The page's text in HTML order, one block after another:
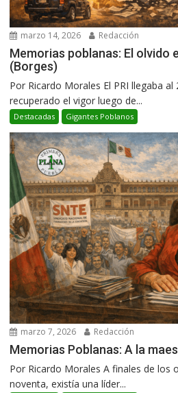
marzo 14, 2026 Redacción
Memorias poblanas: El olvido
(Borges)
Por Ricardo Morales El PRI llegaba
recuperado el vigor luego de...
Destacadas Gigantes Poblanos
marzo 7, 2026 Redacción
Memorias Poblanas: A la
Por Ricardo Morales A finales de los
noventa, existía una líder...